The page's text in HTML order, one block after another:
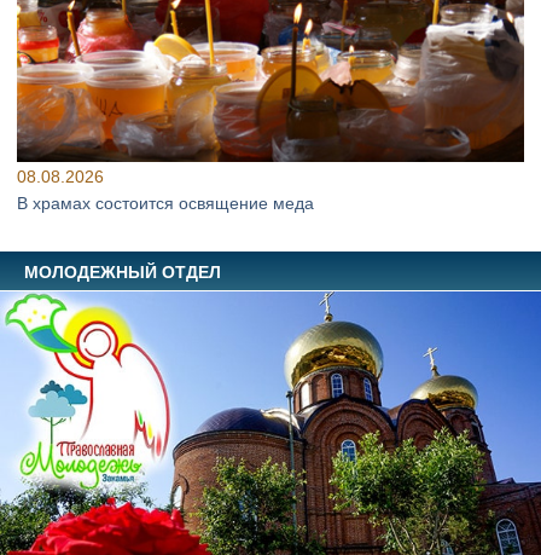
08.08.2026
В храмах состоится освящение меда
МОЛОДЕЖНЫЙ ОТДЕЛ